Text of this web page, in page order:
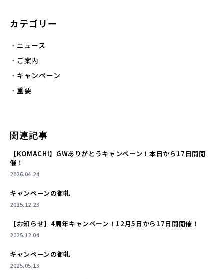
カテゴリー
ニュース
ご案内
キャンペーン
重要
関連記事
【KOMACHI】GWありがとうキャンペーン！本日から17日間開
催！
2026.04.24
キャンペーンの御礼
2025.12.23
【お知らせ】4周年キャンペーン！12月5日から17日間開催！
2025.12.04
キャンペーンの御礼
2025.05.13